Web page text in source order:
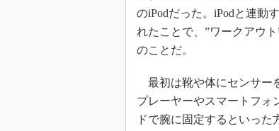
のiPodだった。iPodと連動
れたことで、”ワークアウ
のことだ。
最初は靴や体にセンサー
プレーヤーやスマートフォ
ドで腕に固定するといっ